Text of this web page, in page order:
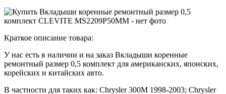
Краткое описание товара:
У нас есть в наличии и на заказ Вкладыши коренные
ремонтный размер 0,5 комплект для американских, японских,
корейских и китайских авто.
В частности для таких как: Chrysler 300M 1998-2003; Chrysler